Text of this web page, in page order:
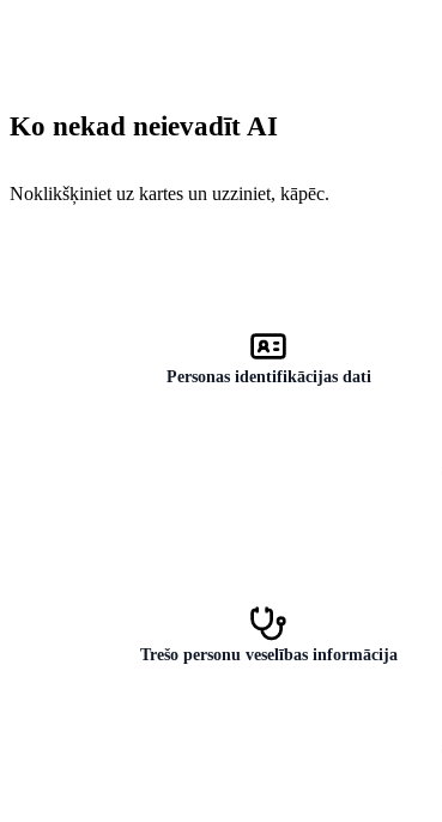
Mobilās ierīces 28
Ko nekad neievadīt AI
Noklikšķiniet uz kartes un uzziniet, kāpēc.
Personas identifikācijas dati
Trešo personu veselības informācija